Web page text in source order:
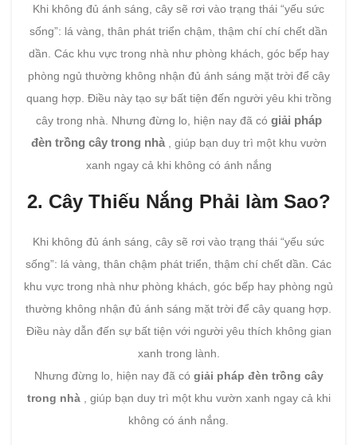
Khi không đủ ánh sáng, cây sẽ rơi vào trạng thái “yếu sức
sống”: lá vàng, thân phát triển chậm, thậm chí chí chết dần
dần. Các khu vực trong nhà như phòng khách, góc bếp hay
phòng ngủ thường không nhận đủ ánh sáng mặt trời để cây
quang hợp. Điều này tạo sự bất tiện đến người yêu khi trồng
cây trong nhà. Nhưng đừng lo, hiện nay đã có giải pháp
đèn trồng cây trong nhà, giúp bạn duy trì một khu vườn
xanh ngay cả khi không có ánh nắng
2. Cây Thiếu Nắng Phải làm Sao?
Khi không đủ ánh sáng, cây sẽ rơi vào trạng thái “yếu sức
sống”: lá vàng, thân chậm phát triển, thậm chí chết dần. Các
khu vực trong nhà như phòng khách, góc bếp hay phòng ngủ
thường không nhận đủ ánh sáng mặt trời để cây quang hợp.
Điều này dẫn đến sự bất tiện với người yêu thích không gian
xanh trong lành.
Nhưng đừng lo, hiện nay đã có giải pháp đèn trồng cây
trong nhà, giúp bạn duy trì một khu vườn xanh ngay cả khi
không có ánh nắng.